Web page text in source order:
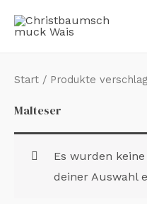
Inhalt
Start / Produkte
Malteser
Es wurden
deiner Auswahl